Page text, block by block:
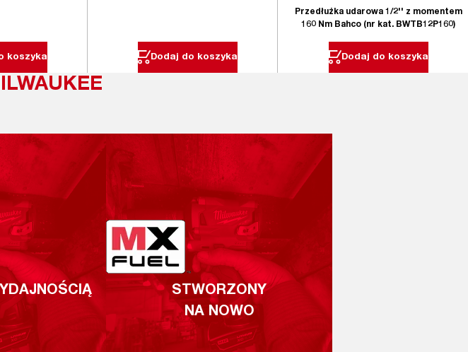
koszyka Dodaj do koszyka
Przedłużka udarowa 1/2'' z momentem
160 Nm Bahco (nr kat. BWTB12P160)
Dodaj do koszyka
STWORZONY
NA NOWO